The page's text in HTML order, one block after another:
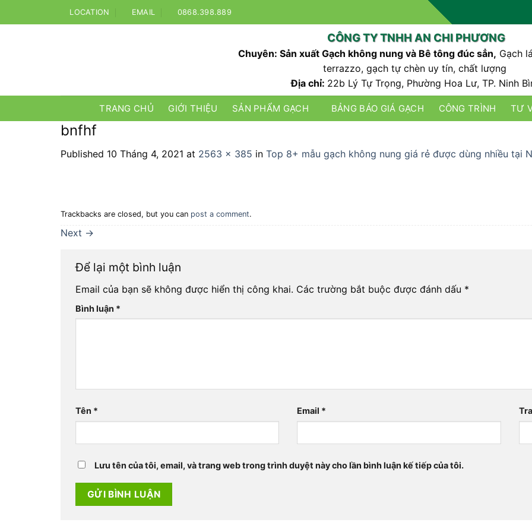
to
LOCATION EMAIL 0868.398.889
CÔNG TY TNHH AN CHI PHƯƠNG
Chuyên: Sản xuất Gạch không nung và Bê tông đúc sẳn, Gạch
terrazzo, gạch tự chèn uy tín, chất lượng
Địa chỉ: 22b Lý Tự Trọng, Phường Hoa Lư, TP. Ninh
TRANG CHỦ GIỚI THIỆU SẢN PHẨM GẠCH BẢNG BÁO GIÁ GẠCH CÔNG TRÌNH TƯ
bnfhf
Published 10 Tháng 4, 2021 at 2563 × 385 in Top 8+ mẫu gạch không nung giá rẻ được dùng nhiều tại
Trackbacks are closed, but you can post a comment.
Next →
Để lại một bình luận
Email của bạn sẽ không được hiển thị công khai. Các trường bắt buộc được đánh dấu *
Bình luận *
Tên * Email *
Lưu tên của tôi, email, và trang web trong trình duyệt này cho lần bình luận kế tiếp của tôi.